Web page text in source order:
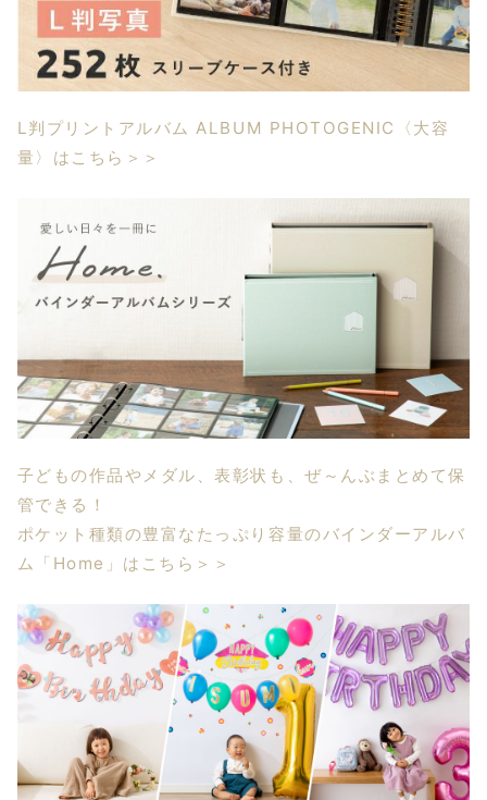
L判プリントアルバム ALBUM PHOTOGENIC〈大容
量〉はこちら＞＞
子どもの作品やメダル、表彰状も、ぜ～んぶまとめて保
管できる！
ポケット種類の豊富なたっぷり容量のバインダーアルバ
ム「Home」はこちら＞＞